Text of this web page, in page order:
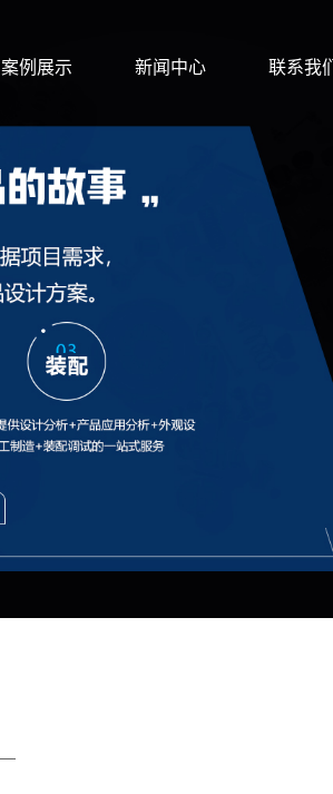
案例展示 新闻中心 联系我们